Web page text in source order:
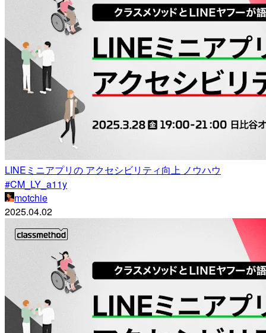
LINEミニアプリの アクセシビリティ向上 ノウハウ
#CM_LY_a11y
motchie
2025.04.02